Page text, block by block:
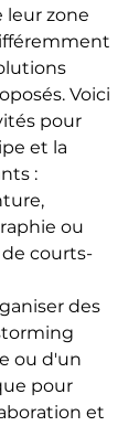
leur zone
Voici
pour
et la
:
ou
courts-
des
ou d'un
pour
et